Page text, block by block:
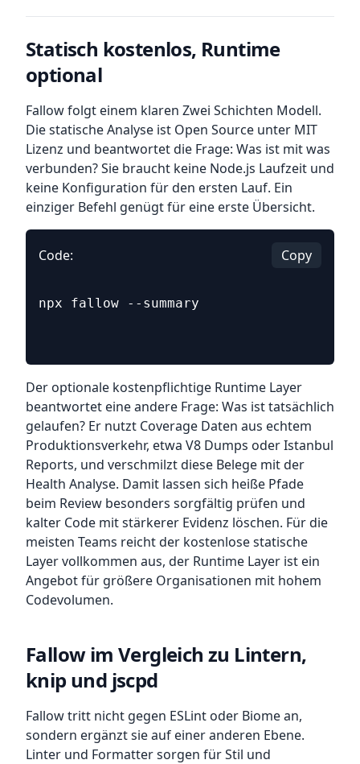
Statisch kostenlos, Runtime
optional
Fallow folgt einem klaren Zwei Schichten Modell.
Die statische Analyse ist Open Source unter MIT
Lizenz und beantwortet die Frage: Was ist mit was
verbunden? Sie braucht keine Node.js Laufzeit und
keine Konfiguration für den ersten Lauf. Ein
einziger Befehl genügt für eine erste Übersicht.
Code: Copy
npx fallow --summary
Der optionale kostenpflichtige Runtime Layer
beantwortet eine andere Frage: Was ist tatsächlich
gelaufen? Er nutzt Coverage Daten aus echtem
Produktionsverkehr, etwa V8 Dumps oder Istanbul
Reports, und verschmilzt diese Belege mit der
Health Analyse. Damit lassen sich heiße Pfade
beim Review besonders sorgfältig prüfen und
kalter Code mit stärkerer Evidenz löschen. Für die
meisten Teams reicht der kostenlose statische
Layer vollkommen aus, der Runtime Layer ist ein
Angebot für größere Organisationen mit hohem
Codevolumen.
Fallow im Vergleich zu Lintern,
knip und jscpd
Fallow tritt nicht gegen ESLint oder Biome an,
sondern ergänzt sie auf einer anderen Ebene.
Linter und Formatter sorgen für Stil und